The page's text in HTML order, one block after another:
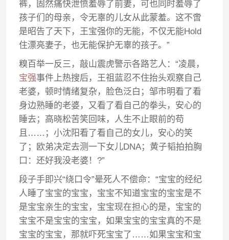
裤，固然痛快泄愤羞辱了前妻，可也同时羞辱了
孩子们的母亲，令无辜的儿女从此蒙羞。这不啻
是昭告了天下，王宝强你的无能，不仅无能Hold
住漂亮妻子，也无能保护无辜的孩子。”
糗百举一反三，敲山震虎警示各路艺人：“凌晨，
宝强事件上热搜后，王祖蓝忍不住抬头观察自己
老婆，顿时情绪复杂，脸色泛白；邹市明看了看
身边熟睡的老婆，又看了看自己的拳头，安心的
睡去；高晓松苦笑回味，人生不止眼前的苟
且……；小沈阳看了看自己的女儿，安心的笑
了；欧弟决定去测一下女儿DNA；黄子韬拍拍胸
口：还好我没老婆！?”
段子手即兴“绕口令”晕死人不偿命：“宝宝的经纪
人睡了宝宝的宝宝，宝宝不知道宝宝的宝宝是不
是宝宝亲生的宝宝，宝宝现在担心的是，宝宝的
宝宝不是宝宝的宝宝，如果宝宝的宝宝真的不是
宝宝的宝宝，那就吓死宝宝了……如果宝宝和宝